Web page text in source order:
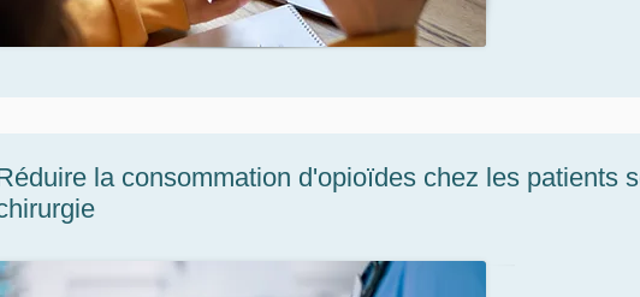
la consommation d'opioïdes chez les patients